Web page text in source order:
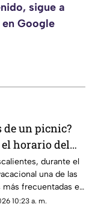
sigue a
Google
de un picnic?
el horario del
Rodolfo
en
durante el
una de las
más frecuentadas es
Rodolfo Landeros
10:23 a. m.